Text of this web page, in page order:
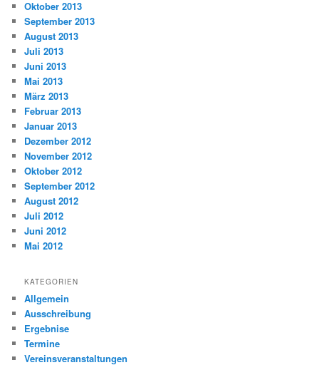
Oktober 2013
September 2013
August 2013
Juli 2013
Juni 2013
Mai 2013
März 2013
Februar 2013
Januar 2013
Dezember 2012
November 2012
Oktober 2012
September 2012
August 2012
Juli 2012
Juni 2012
Mai 2012
KATEGORIEN
Allgemein
Ausschreibung
Ergebnise
Termine
Vereinsveranstaltungen